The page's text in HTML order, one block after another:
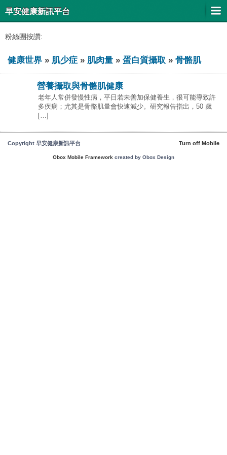
早安健康新訊平台
粉絲團按讚:
健康世界 » 肌少症 » 肌肉量 » 蛋白質攝取 » 骨骼肌
營養攝取與骨骼肌健康
老年人常併發慢性病，平日若未善加保健養生，很可能導致許
多疾病；尤其是骨骼肌量會快速減少。研究報告指出，50 歲
[…]
Copyright 早安健康新訊平台 Turn off Mobile
Obox Mobile Framework created by Obox Design